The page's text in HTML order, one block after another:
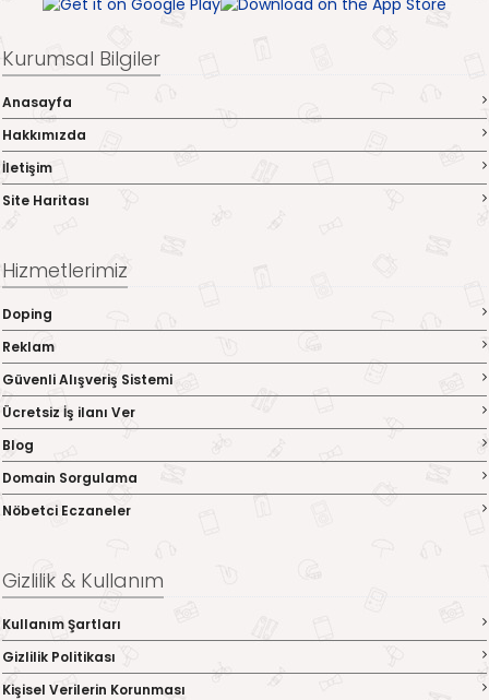
Kurumsal Bilgiler
Anasayfa
Hakkımızda
İletişim
Site Haritası
Hizmetlerimiz
Doping
Reklam
Güvenli Alışveriş Sistemi
Ücretsiz İş ilanı Ver
Blog
Domain Sorgulama
Nöbetci Eczaneler
Gizlilik & Kullanım
Kullanım Şartları
Gizlilik Politikası
Kişisel Verilerin Korunması